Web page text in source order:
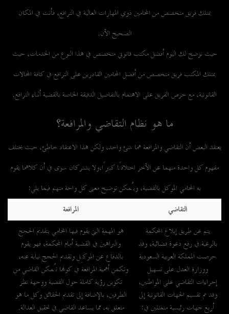
يمتلك فريق متخصص من المحامين ذوي المهارات العالية في الترافع، فأنت في المكان
الصحيح الآن.
حيث نوضح لك اليوم أفضل مكتب قانوني متخصص في هذا النوع من الخدمات، حيث
يمتلك المكتب فريق متخصص من أفضل المحامين القادرين على الترافع في كافة المجالات
القانونية، مع حرص الفريق على الاهتمام بالتفاصيل الدقيقة الخاصة بالقضية أثناء الترافع.
ما هو نظام التقاضي والمرافعة؟
يعتقد البعض أن التقاضي والمرافعة هما شئ واحد، ولكن هذا الاعتقاد خاطئ، حيث يختلف
مفهوم كل واحدة منهما عن الآخر اختلافًا كبيرًا،ولا يشتركان سوى في أن كلاهما يقوم
به المحامي الموكل بالقضية، ويُمكن توضيح معنى كل واحة منهم فيما يلي:
التقاضي
المرافعة
يتم عن طريق إبلاغ المحكمة
بالرغبة في رفع دعوة قضائية، وقد
حرصت المملكة العربية السعودية
ووزارة العدل على تسهيل
إجراءات التقاضي على المواطنين،
وقد تم تقسيم الجهات القانونية إلى
أربع جهات رئيسية متمثلين في:
هو المهمة التي يقوم فيها المحامي بتقديم الحجج
والبراهين في القضية أمام المحكمة، فهو يقوم
بالدفاع عن الموكِل وتقديم الحجج نيابة عنه،
وتكمن أهمية المرافعة في كونها تُمكن القاضي من
تكوين رؤية كاملة حول القضية ووجهة نظر
الطرفين، بالإضافة إلى تقديم الحقائق وكل ما هو
متعلق به، مما يساعد القاضي في تحقيق العدالة.